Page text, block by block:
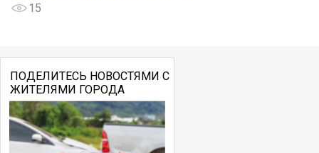
15
ПОДЕЛИТЕСЬ НОВОСТЯМИ С
ЖИТЕЛЯМИ ГОРОДА